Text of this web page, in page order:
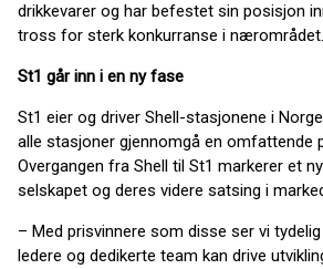
drikkevarer og har befestet sin posisjon
tross for sterk konkurranse i nærområdet.
St1 går inn i en ny fase
St1 eier og driver Shell-stasjonene i
alle stasjoner gjennomgå en omfattende
Overgangen fra Shell til St1 markerer et
selskapet og deres videre satsing i
– Med prisvinnere som disse ser vi
ledere og dedikerte team kan drive